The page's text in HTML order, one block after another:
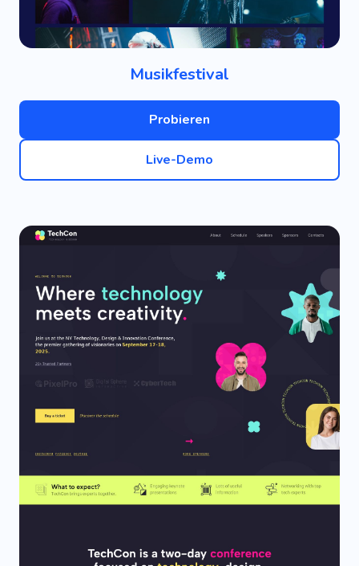
Musikfestival
Probieren
Live-Demo